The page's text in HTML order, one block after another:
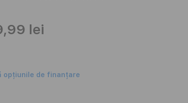
lei
opțiunile de finanțare